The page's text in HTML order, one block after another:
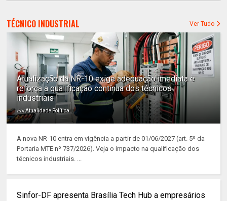
TÉCNICO INDUSTRIAL Ver Tudo
Atualização da NR-10 exige adequação imediata e
reforça a qualificação contínua dos técnicos
industriais
PorAtualidade Política
A nova NR-10 entra em vigência a partir de 01/06/2027 (art. 5º da
Portaria MTE nº 737/2026). Veja o impacto na qualificação dos
técnicos industriais. ...
Sinfor-DF apresenta Brasília Tech Hub a empresários